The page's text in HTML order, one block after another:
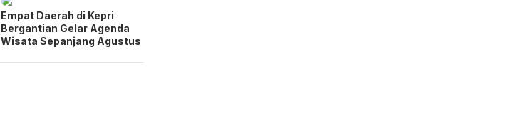
Empat Daerah di Kepri
Bergantian Gelar Agenda
Wisata Sepanjang Agustus